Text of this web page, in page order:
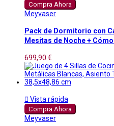
Compra Ahora
Meyvaser
Pack de Dormitorio con
Mesitas de Noche +
699,90 €
 Vista rápida
Compra Ahora
Meyvaser